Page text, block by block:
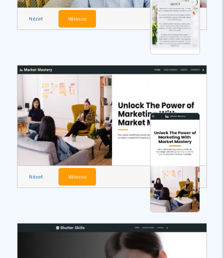
Nézet Válassz
Nézet Válassz